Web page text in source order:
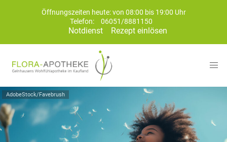
Öffnungszeiten heute: von 08:00 bis 19:00 Uhr
Telefon:
06051/8881150
Notdienst Rezept einlösen
AdobeStock/Favebrush